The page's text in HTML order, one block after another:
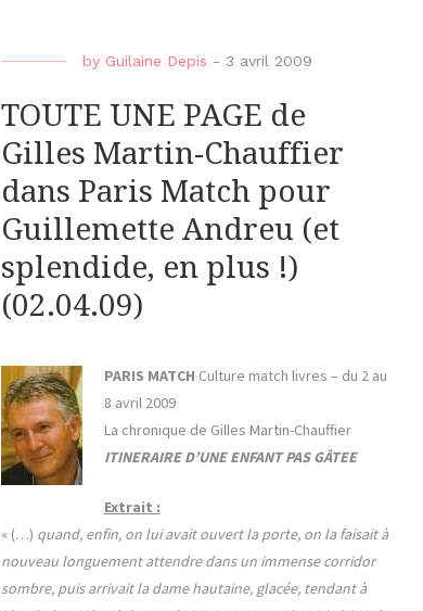
by Guilaine Depis - 3 avril 2009
TOUTE UNE PAGE de
Gilles Martin-Chauffier
dans Paris Match pour
Guillemette Andreu (et
splendide, en plus !)
(02.04.09)
PARIS MATCH Culture match livres – du 2 au
8 avril 2009
La chronique de Gilles Martin-Chauffier
ITINERAIRE D’UNE ENFANT PAS GÂTEE
Extrait :
« (…) quand, enfin, on lui avait ouvert la porte, on la faisait à
nouveau longuement attendre dans un immense corridor
sombre, puis arrivait la dame hautaine, glacée, tendant à